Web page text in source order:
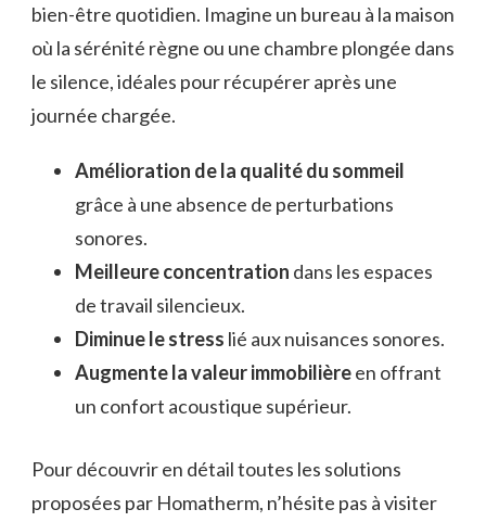
bien-être quotidien. Imagine un bureau à la maison
où la sérénité règne ou une chambre plongée dans
le silence, idéales pour récupérer après une
journée chargée.
Amélioration de la qualité du sommeil
grâce à une absence de perturbations
sonores.
Meilleure concentration dans les espaces
de travail silencieux.
Diminue le stress lié aux nuisances sonores.
Augmente la valeur immobilièreen offrant
un confort acoustique supérieur.
Pour découvrir en détail toutes les solutions
proposées par Homatherm, n’hésite pas à visiter